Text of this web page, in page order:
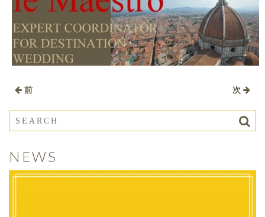
前 次
NEWS